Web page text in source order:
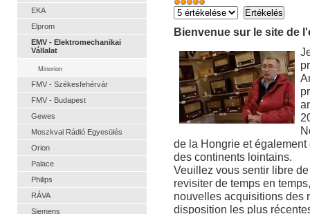
EKA
Elprom
EMV - Elektromechanikai
Vállalat
Minorion
FMV - Székesfehérvár
FMV - Budapest
Gewes
Moszkvai Rádió Egyesülés
Orion
Palace
Philips
RÁVA
Siemens
Bienvenue sur le site de
de la Hongrie et également
des continents lointains.
Veuillez vous sentir libre
revisiter de temps en
nouvelles acquisitions des
disposition les plus